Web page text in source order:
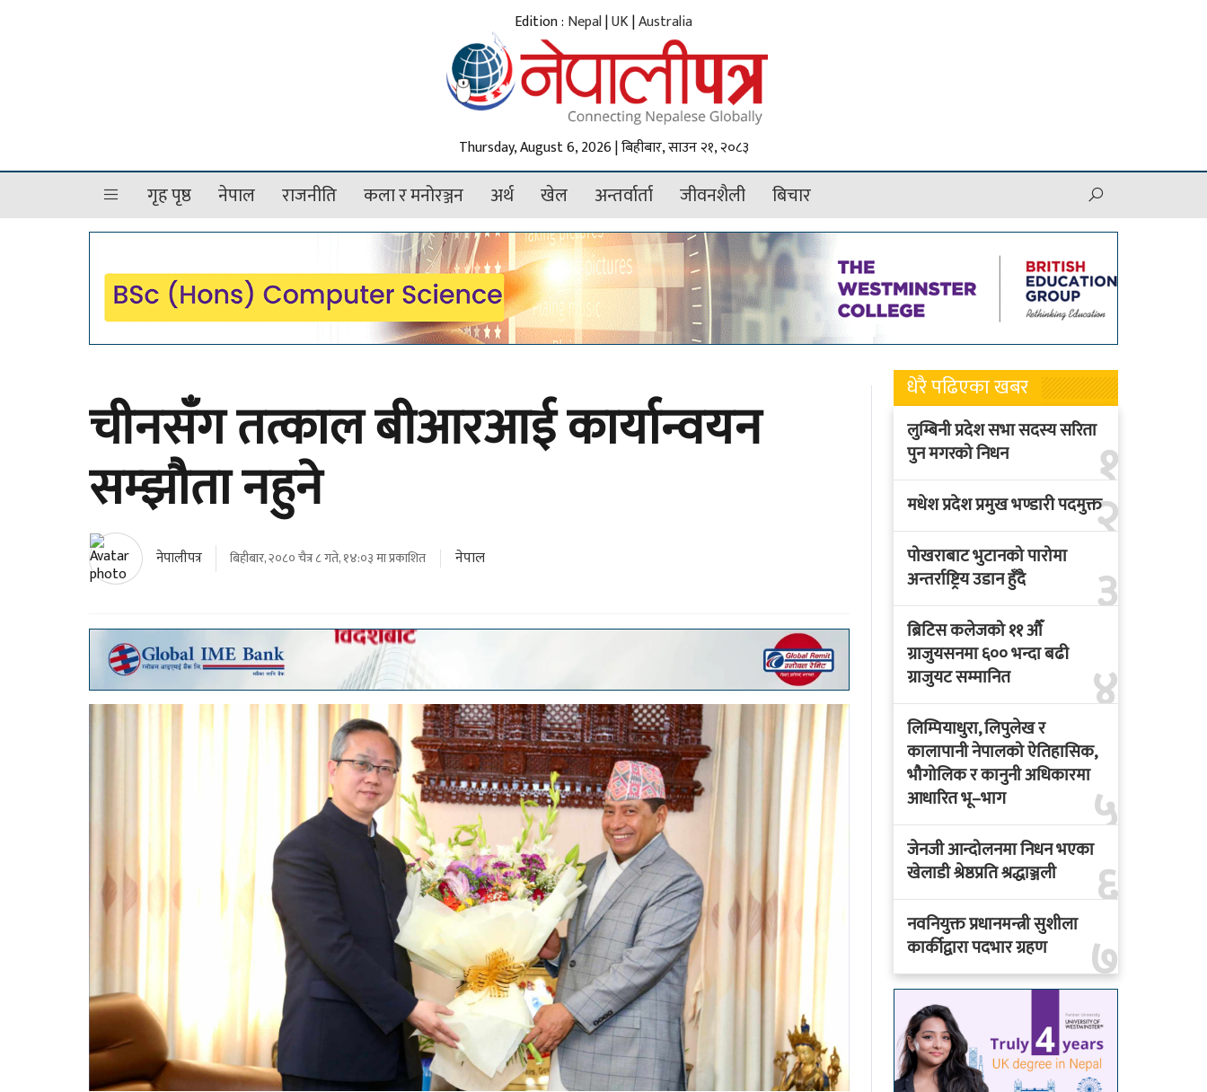
Edition : Nepal|UK|Australia
Thursday, August 6, 2026 | बिहीबार, साउन २१, २०८३
गृह पृष्ठ नेपाल राजनीति कला र मनोरञ्जन अर्थ खेल अन्तर्वार्ता जीवनशैली बिचार
चीनसँग तत्काल बीआरआई कार्यान्वयन
सम्झौता नहुने
नेपालीपत्र बिहीबार, २०८० चैत्र ८ गते, १४:०३ मा प्रकाशित नेपाल
धेरै पढिएका खबर
१
लुम्बिनी प्रदेश सभा सदस्य सरिता
पुन मगरको निधन
२
मधेश प्रदेश प्रमुख भण्डारी पदमुक्त
३
पोखराबाट भुटानको पारोमा
अन्तर्राष्ट्रिय उडान हुँदै
४
ब्रिटिस कलेजको ११ औँ
ग्राजुयसनमा ६०० भन्दा बढी
ग्राजुयट सम्मानित
५
लिम्पियाधुरा, लिपुलेख र
कालापानी नेपालको ऐतिहासिक,
भौगोलिक र कानुनी अधिकारमा
आधारित भू–भाग
६
जेनजी आन्दोलनमा निधन भएका
खेलाडी श्रेष्ठप्रति श्रद्धाञ्जली
७
नवनियुक्त प्रधानमन्त्री सुशीला
कार्कीद्वारा पदभार ग्रहण